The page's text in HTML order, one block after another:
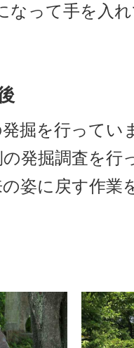
なって手を入
掘を行ってい
発掘調査を行
姿に戻す作業